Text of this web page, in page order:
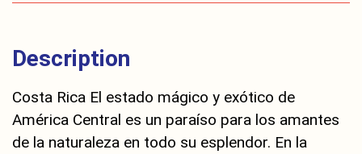
Description
Costa Rica El estado mágico y exótico de
América Central es un paraíso para los amantes
de la naturaleza en todo su esplendor. En la